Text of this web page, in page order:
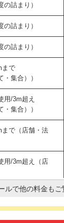
壁付・デッキ
（壁付・デッキ
排水トラップ
））
部品）
栓）
栓）
器・分岐水栓）
洗浄便座）
便座⇔温水洗浄便
の詰まり）
の詰まり）
の詰まり）
まで
・集合））
/3m超え
・集合））
で（店舗・法
/3m超え（店
ルで他の料金もご